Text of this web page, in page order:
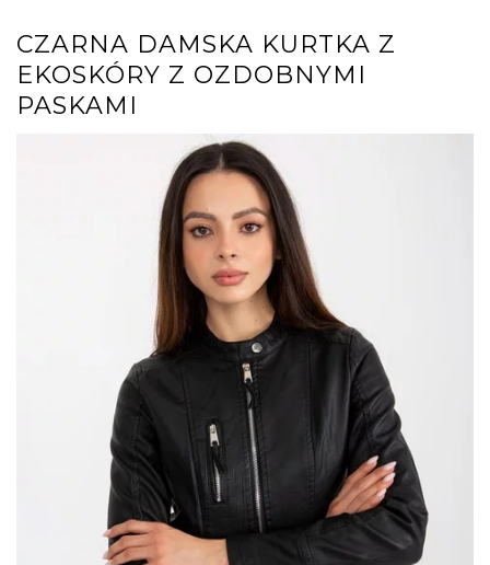
CZARNA DAMSKA KURTKA Z
EKOSKÓRY Z OZDOBNYMI
PASKAMI